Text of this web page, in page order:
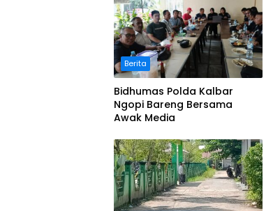
Berita
Bidhumas Polda Kalbar
Ngopi Bareng Bersama
Awak Media